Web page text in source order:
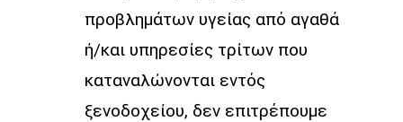
προβλημάτων υγείας από αγαθά
ή/και υπηρεσίες τρίτων που
καταναλώνονται εντός
ξενοδοχείου, δεν επιτρέπουμε